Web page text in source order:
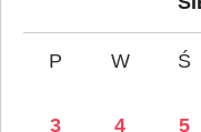
P W Ś
3
4 5